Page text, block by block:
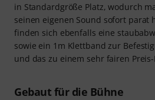
in Standardgröße Platz, wodurch
seinen eigenen Sound sofort parat
finden sich ebenfalls eine
sowie ein 1m Klettband zur
und das zu einem sehr fairen
Gebaut für die Bühne